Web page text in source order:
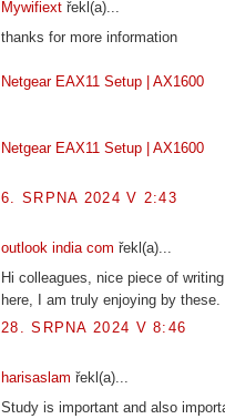
Mywifiext řekl(a)...
thanks for more information
Netgear EAX11 Setup | AX1600
Netgear EAX11 Setup | AX1600
6. SRPNA 2024 V 2:43
outlook india com řekl(a)...
Hi colleagues, nice piece of
here, I am truly enjoying by these.
28. SRPNA 2024 V 8:46
harisaslam řekl(a)...
Study is important and also